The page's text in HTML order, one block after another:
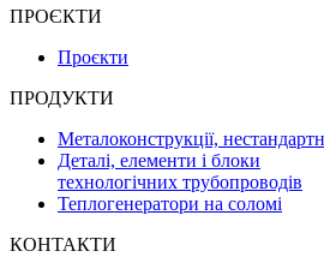
ПРОЄКТИ
Проєкти
ПРОДУКТИ
Металоконструкції,
Деталі, елементи і блоки
технологічних трубопроводів
Теплогенератори на соломі
КОНТАКТИ